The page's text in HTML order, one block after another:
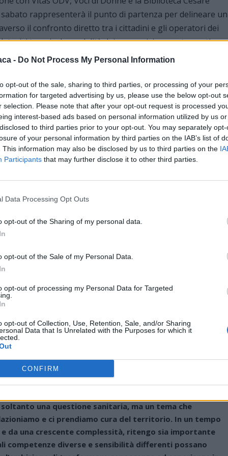
- Do Not Process My Personal Information
opt-out of the sale, sharing to third parties, or processing of your
for targeted advertising by us, please use the below opt-out
selection. Please note that after your opt-out request is processed
interest-based ads based on personal information utilized by us
to third parties prior to your opt-out. You may separately
of your personal information by third parties on the IAB’s list of
This information may also be disclosed by us to third parties on the
Participants that may further disclose it to other third parties.
Data Processing Opt Outs
opt-out of the Sharing of my personal data.
opt-out of the Sale of my Personal Data.
opt-out of processing my Personal Data for Targeted
opt-out of Collection, Use, Retention, Sale, and/or Sharing
Data that Is Unrelated with the Purposes for which it
CONFIRM
sabato rappresenterà il punto di partenza per delineare un
il confronto diretto tra i cittadini e gli operatori dei
i tempi e le modalità dei successivi appuntamenti
tavola rotonda partecipata, coordinata da Maria
diverse figure professionali e sociali:
macro-aree tematiche, tra cui l’esperienza medica, il
benessere psicofisico e l’importanza strategica
dell’assessore Rizzo
istituzionali di Annalisa Rizzo, Assessore
la trasversalità dell’iniziativa:
una questione sanitaria, ma un tema che
e ci prendiamo cura del territorio. In un tempo
da una crescente complessità, ritengo sia importante
competenze diverse e sensibilità differenti possano